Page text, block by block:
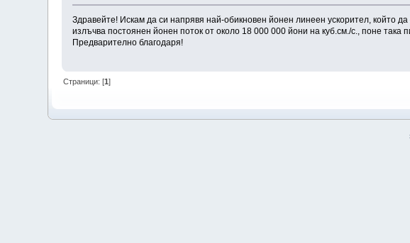
Здравейте! Искам да си напрявя най-обикновен йонен линеен ускорител, който
излъчва постоянен йонен поток от около 18 000 000 йони на куб.см./с., поне
Предварително благодаря!
Страници: [1]